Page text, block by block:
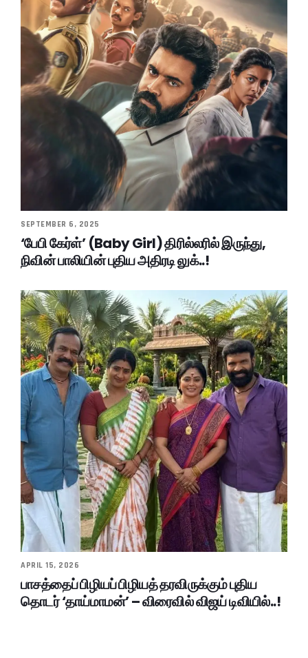
SEPTEMBER 6, 2025
‘பேபி கேர்ள்’ (Baby Girl) திரில்லரில் இருந்து,
நிவின் பாலியின் புதிய அதிரடி லுக்..!
APRIL 15, 2026
பாசத்தைப் பிழியப் பிழியத் தரவிருக்கும் புதிய
தொடர் ‘தாய்மாமன்’ – விரைவில் விஜய் டிவியில்..!